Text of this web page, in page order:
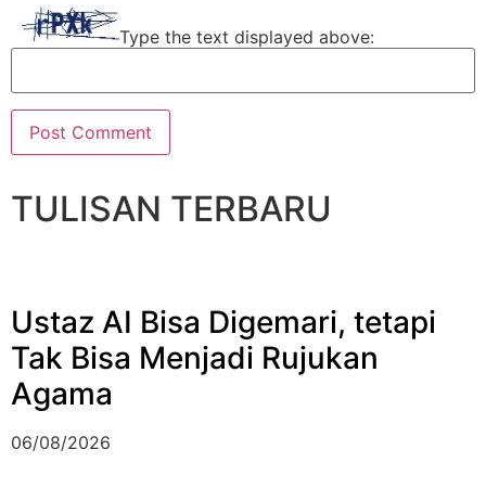
Type the text displayed above:
TULISAN TERBARU
Ustaz AI Bisa Digemari, tetapi
Tak Bisa Menjadi Rujukan
Agama
06/08/2026